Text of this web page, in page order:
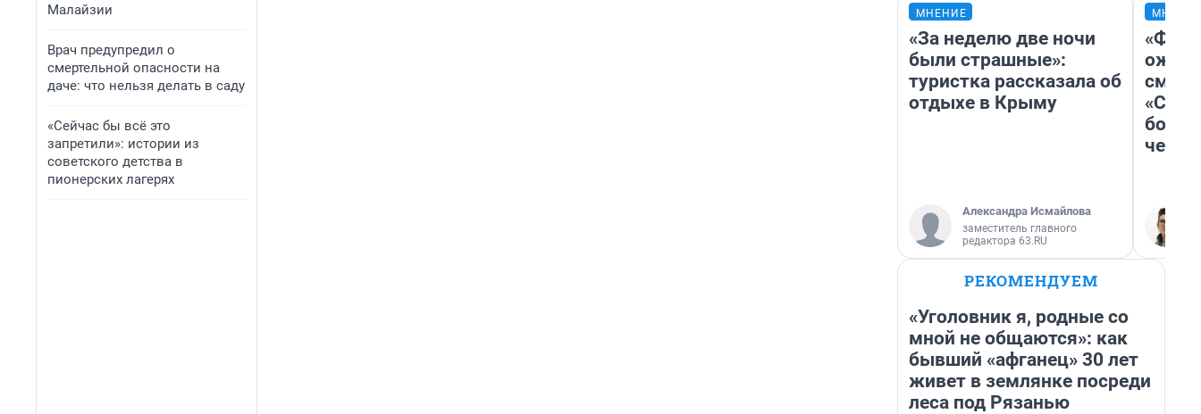
Малайзии
Врач предупредил о
смертельной опасности на
даче: что нельзя делать в саду
«Сейчас бы всё это
запретили»: истории из
советского детства в
пионерских лагерях
МНЕНИЕ
«За неделю две ночи
были страшные»:
туристка рассказала об
отдыхе в Крыму
Александра Исмайлова
заместитель главного
редактора 63.RU
РЕКОМЕНДУЕМ
«Уголовник я, родные со
мной не общаются»: как
бывший «афганец» 30 лет
живет в землянке посреди
леса под Рязанью